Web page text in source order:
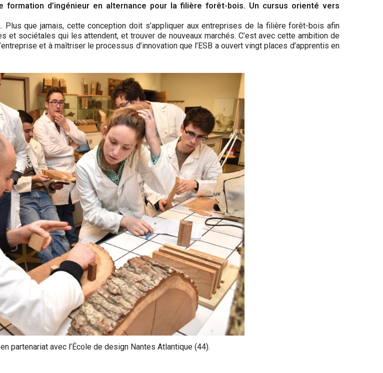
d’ingénieur en alternance pour la filière forêt-bois. Un cursus orienté vers
Plus que jamais, cette conception doit s’appliquer aux entreprises de la filière forêt-bois afin
et sociétales qui les attendent, et trouver de nouveaux marchés. C’est avec cette ambition de
et à maîtriser le processus d’innovation que l’ESB a ouvert vingt places d’apprentis en
partenariat avec l’École de design Nantes Atlantique (44).